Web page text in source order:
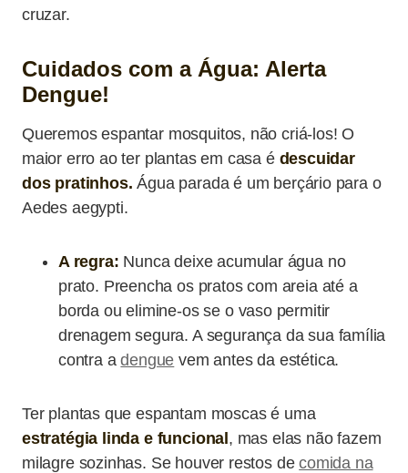
cruzar.
Cuidados com a Água: Alerta
Dengue!
Queremos espantar mosquitos, não criá-los! O
maior erro ao ter plantas em casa é descuidar
dos pratinhos. Água parada é um berçário para o
Aedes aegypti.
A regra: Nunca deixe acumular água no
prato. Preencha os pratos com areia até a
borda ou elimine-os se o vaso permitir
drenagem segura. A segurança da sua família
contra adengue vem antes da estética.
Ter plantas que espantam moscas é uma
estratégia linda e funcional, mas elas não fazem
milagre sozinhas. Se houver restos decomida na